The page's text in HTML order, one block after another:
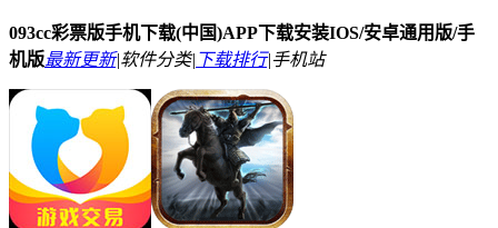
093cc彩票版手机下载(中国)APP下载安装IOS/安卓通用版/手
机版最新更新|软件分类| 下载排行|手机站